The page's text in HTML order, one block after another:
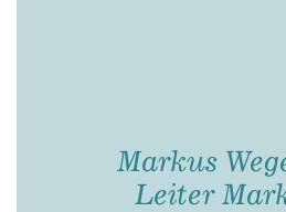
Markus
Leiter